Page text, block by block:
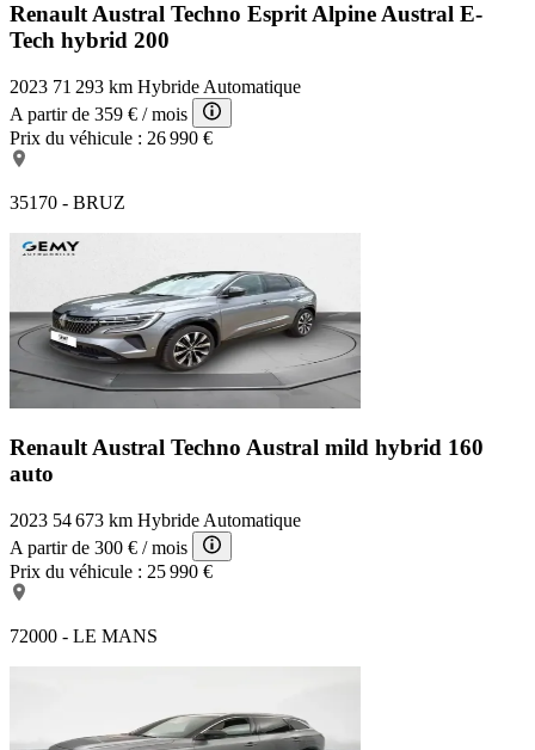
Renault Austral Techno Esprit Alpine Austral E-
Tech hybrid 200
2023 71 293 km Hybride Automatique
A partir de 359 € / mois
Prix du véhicule : 26 990 €
35170 - BRUZ
Renault Austral Techno Austral mild hybrid 160
auto
2023 54 673 km Hybride Automatique
A partir de 300 € / mois
Prix du véhicule : 25 990 €
72000 - LE MANS